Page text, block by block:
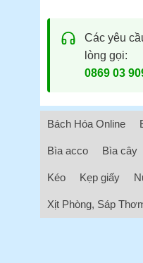
Các yêu
lòng gọi:
0869 03
Bách Hóa Online
Bìa acco Bìa cây
Kéo Kẹp giấy
Xịt Phòng, Sáp